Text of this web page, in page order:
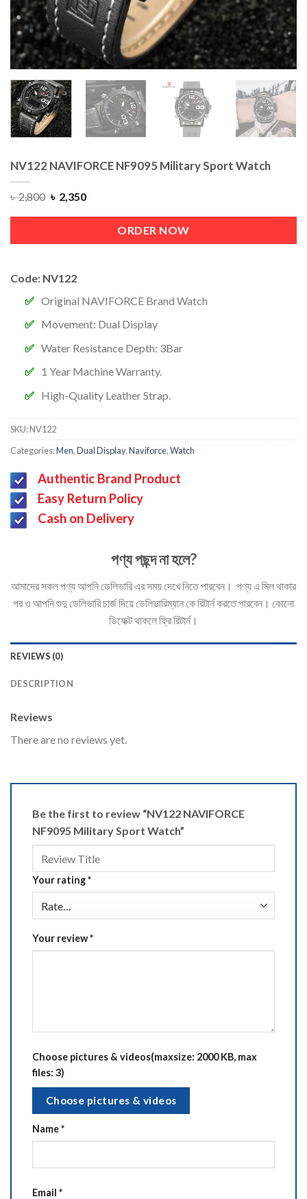
NV122 NAVIFORCE NF9095 Military Sport Watch
৳2,800 ৳ 2,350
ORDER NOW
Code: NV122
Original NAVIFORCE Brand Watch
Movement: Dual Display
Water Resistance Depth: 3Bar
1 Year Machine Warranty.
High-Quality Leather Strap.
SKU:NV122
Categories:Men,Dual Display,Naviforce,Watch
Authentic Brand Product
Easy Return Policy
Cash on Delivery
পণ্য পছন্দ না হলে?
আমাদের সকল পণ্য আপনি ডেলিভারি এর সময় দেখে নিতে পারবেন। পণ্য এ মিল থাকার
পর ও আপনি শুদু ডেলিভারি চার্জ দিয়ে ডেলিভারিম্যান কে রিটার্ন করতে পারবেন। কোনো
ডিফেক্ট থাকলে ফ্রি রিটার্ন।
REVIEWS (0)
DESCRIPTION
Reviews
There are no reviews yet.
Be the first to review “NV122 NAVIFORCE
NF9095 Military Sport Watch”
Your rating*
Your review*
Choose pictures & videos(maxsize: 2000 KB, max
files: 3)
Choose pictures & videos
Name*
Email *